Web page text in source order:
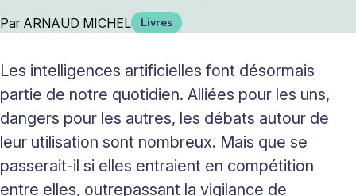
Par ARNAUD MICHEL Livres
Les intelligences artificielles font désormais
partie de notre quotidien. Alliées pour les uns,
dangers pour les autres, les débats autour de
leur utilisation sont nombreux. Mais que se
passerait-il si elles entraient en compétition
entre elles, outrepassant la vigilance de